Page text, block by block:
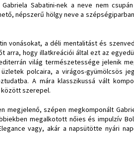
Sabatini-nek a neve nem
népszerű hölgy neve a
vonásokat, a déli mentalitást és
hogy illatkreációi által ezt az
világ természetessége jelenik
polcaira, a virágos-gyümölcsös
A mára klasszikussá vált
szerepel.
megjelenő, szépen megkomponált
megalkotott nőies és impulzív
vagy, akár a napsütötte nyári